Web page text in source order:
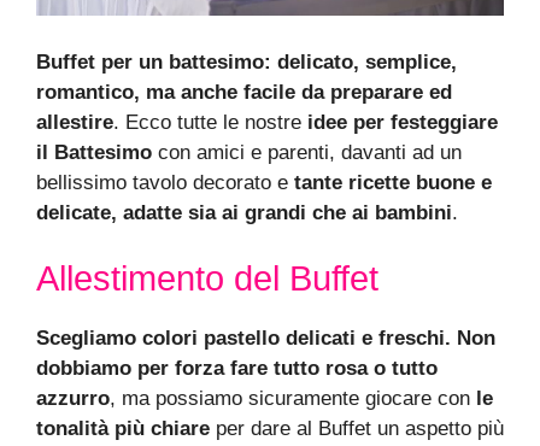
Buffet per un battesimo: delicato, semplice,
romantico, ma anche facile da preparare ed
allestire. Ecco tutte le nostre idee per festeggiare
il Battesimo con amici e parenti, davanti ad un
bellissimo tavolo decorato e tante ricette buone e
delicate, adatte sia ai grandi che ai bambini.
Allestimento del Buffet
Scegliamo colori pastello delicati e freschi. Non
dobbiamo per forza fare tutto rosa o tutto
azzurro, ma possiamo sicuramente giocare con le
tonalità più chiare per dare al Buffet un aspetto più